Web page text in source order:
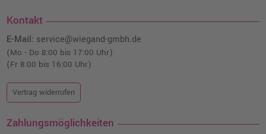
Kontakt
E-Mail: service@wiegand-gmbh.de
(Mo - Do 8:00 bis 17:00 Uhr)
(Fr 8:00 bis 16:00 Uhr)
Vertrag widerrufen
Zahlungsmöglichkeiten